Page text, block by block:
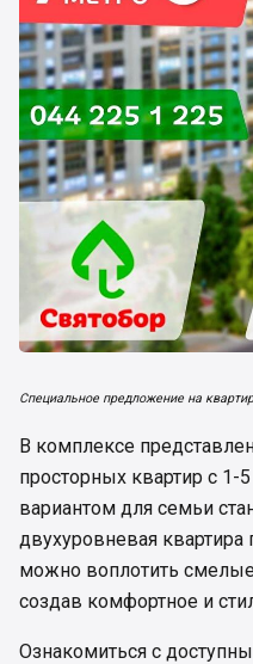
Специальное предложение на
В комплексе
просторных квартир с
вариантом для семьи
двухуровневая
можно воплотить
создав комфортное и
Ознакомиться с